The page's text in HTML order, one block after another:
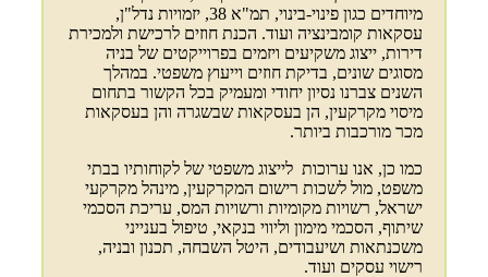
מיוחדים כגון פינוי-בינוי, תמ"א 38, יזמויות נדל"ן,
עסקאות קומבינציה ועוד. הכנת חוזים לרכישת ולמכירת
דירות, ייצוג משקיעים ויזמים בפרוייקטים של בניה
מסוגים שונים, בדיקת חוזים וייעוץ משפטי. במהלך
השנים צברנו נסיון יחודי ומעמיק בכל הקשור בתחום
מיסוי מקרקעין, הן בעסקאות שבשגרה והן בעסקאות
מכר מורכבות ביותר.
כמו כן, אנו ערוכות לייצוג משפטי של לקוחותיו בבתי
משפט, מול לשכות רישום המקרקעין, מינהל מקרקעי
ישראל, רשויות מקומיות ורשויות המס, עריכת הסכמי
שיתוף, הסכמי מימון וליווי בנקאי, טיפול בענייני
משכנתאות ושיעבודים, היטל השבחה, תכנון ובניה,
רישוי עסקים ועוד.